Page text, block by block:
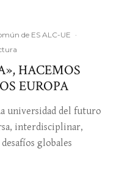
de ES ALC-UE
·
HACEMOS
EUROPA
universidad del futuro
interdisciplinar,
globales